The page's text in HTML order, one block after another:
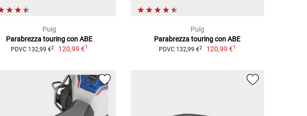
Puig
Parabrezza touring con ABE
PDVC 132,99 €2 120,99 €1
Puig
Parabrezza touring con ABE
PDVC 132,99 €2 120,99 €1